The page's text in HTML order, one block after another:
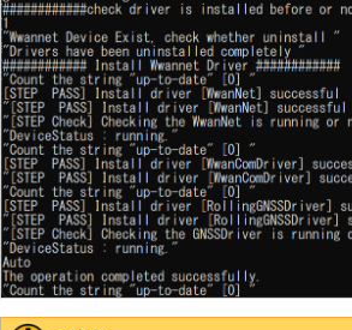
(キ) 適用法令等の遵守
VAIOは、本情報を次に定める条件に
(ア) VAIOは、本目的の遂行のために
う第三者に開示し、共有できるものと
(イ) VAIOは、法令で要求され、また
は第三者の権利を守るために、本情報
本情報は、本目的の遂行のために、お
本目的遂行のための業務を委託する第
居住国の法律と同等でなく、本情報に
切な技術的措置を講じ、体制を維持す
とを保証するのものではありません。